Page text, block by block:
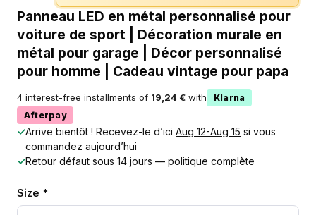
Panneau LED en métal personnalisé pour
voiture de sport | Décoration murale en
métal pour garage | Décor personnalisé
pour homme | Cadeau vintage pour papa
4 interest-free installments of 19,24 € with
Klarna
Afterpay
✓Arrive bientôt ! Recevez-le d’ici Aug 12-Aug 15 si vous
commandez aujourd’hui
✓Retour défaut sous 14 jours — politique complète
Size *